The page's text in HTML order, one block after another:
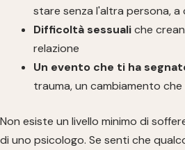
stare senza l'altra persona,
Difficoltà sessualiche
relazione
Un evento che ti ha
trauma, un cambiamento
Non esiste un livello minimo di
di uno psicologo. Se senti che